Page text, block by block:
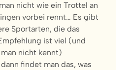
nicht wie ein Trottel an
vorbei rennt… Es gibt
Sportarten, die das
ist viel (und
nicht kennt)
findet man das, was